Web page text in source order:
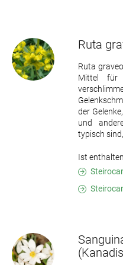
Ruta
Ruta
Mittel für
der
und
typisch
Ist